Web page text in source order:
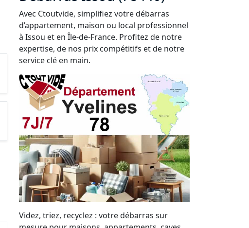
Avec Ctoutvide, simplifiez votre débarras
d’appartement, maison ou local professionnel
à Issou et en Île-de-France. Profitez de notre
expertise, de nos prix compétitifs et de notre
service clé en main.
Videz, triez, recyclez : votre débarras sur